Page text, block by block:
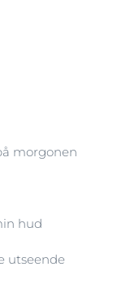
morgonen
hud
utseende